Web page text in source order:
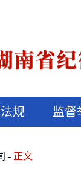
规 监督
正文